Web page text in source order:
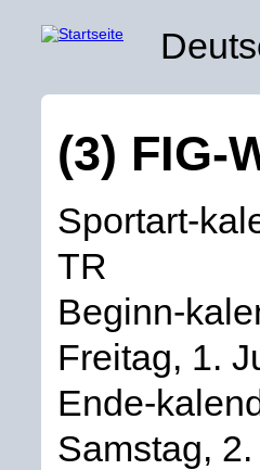
(3) FIG-
Sportart-
TR
Beginn-
Freitag, 1.
Ende-
Samstag,